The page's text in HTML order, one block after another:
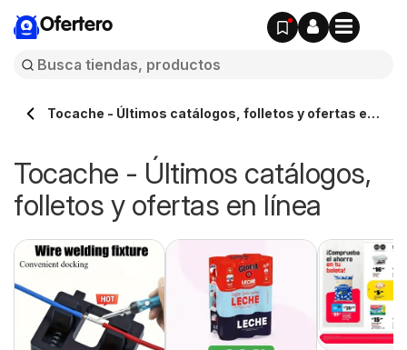
Ofertero
Tocache - Últimos catálogos, folletos y ofertas en
Tocache - Últimos catálogos,
folletos y ofertas en línea